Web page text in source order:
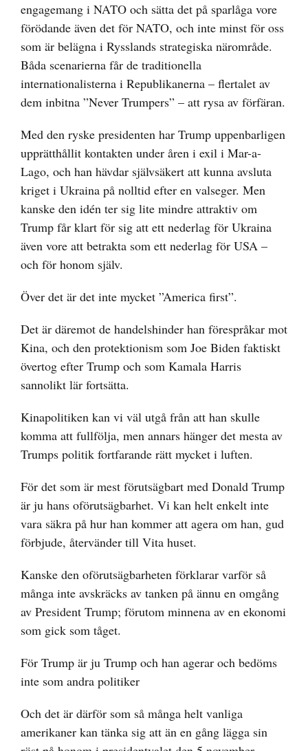
engagemang i NATO och sätta det på sparlåga vore
förödande även det för NATO, och inte minst för oss
som är belägna i Rysslands strategiska närområde.
Båda scenarierna får de traditionella
internationalisterna i Republikanerna – flertalet av
dem inbitna ”Never Trumpers” – att rysa av förfäran.
Med den ryske presidenten har Trump uppenbarligen
upprätthållit kontakten under åren i exil i Mar-a-
Lago, och han hävdar självsäkert att kunna avsluta
kriget i Ukraina på nolltid efter en valseger. Men
kanske den idén ter sig lite mindre attraktiv om
Trump får klart för sig att ett nederlag för Ukraina
även vore att betrakta som ett nederlag för USA –
och för honom själv.
Över det är det inte mycket ”America first”.
Det är däremot de handelshinder han förespråkar mot
Kina, och den protektionism som Joe Biden faktiskt
övertog efter Trump och som Kamala Harris
sannolikt lär fortsätta.
Kinapolitiken kan vi väl utgå från att han skulle
komma att fullfölja, men annars hänger det mesta av
Trumps politik fortfarande rätt mycket i luften.
För det som är mest förutsägbart med Donald Trump
är ju hans oförutsägbarhet. Vi kan helt enkelt inte
vara säkra på hur han kommer att agera om han, gud
förbjude, återvänder till Vita huset.
Kanske den oförutsägbarheten förklarar varför så
många inte avskräcks av tanken på ännu en omgång
av President Trump; förutom minnena av en ekonomi
som gick som tåget.
För Trump är ju Trump och han agerar och bedöms
inte som andra politiker
Och det är därför som så många helt vanliga
amerikaner kan tänka sig att än en gång lägga sin